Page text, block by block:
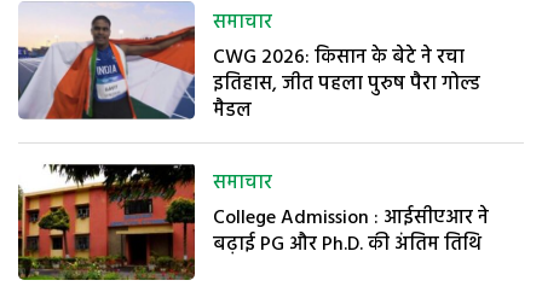
समाचार
CWG 2026: किसान के बेटे ने रचा
इतिहास, जीत पहला पुरुष पैरा गोल्ड
मैडल
समाचार
College Admission : आईसीएआर ने
बढ़ाई PG और Ph.D. की अंतिम तिथि